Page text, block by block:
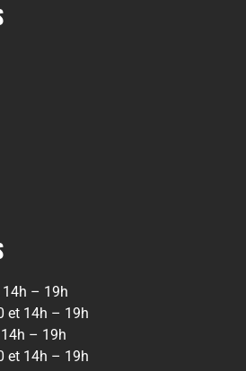
– 19h
et 14h – 19h
– 19h
et 14h – 19h